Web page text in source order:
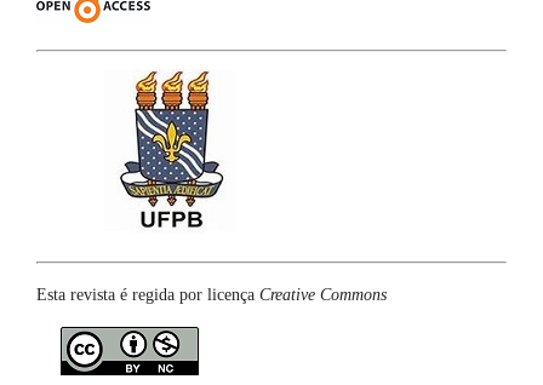
Esta revista é regida por licença Creative Commons